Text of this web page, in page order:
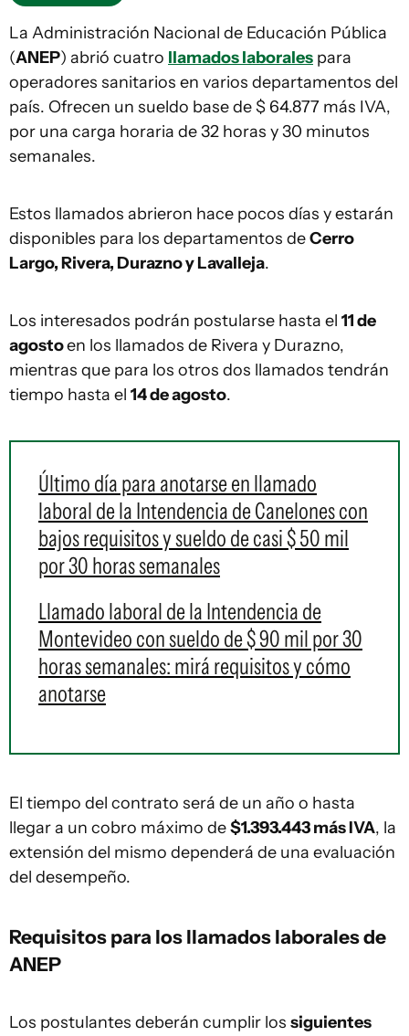
La Administración Nacional de Educación Pública
(ANEP) abrió cuatro llamados laborales para
operadores sanitarios en varios departamentos del
país. Ofrecen un sueldo base de $ 64.877 más IVA,
por una carga horaria de 32 horas y 30 minutos
semanales.
Estos llamados abrieron hace pocos días y estarán
disponibles para los departamentos deCerro
Largo, Rivera, Durazno y Lavalleja.
Los interesados podrán postularse hasta el 11 de
agostoen los llamados de Rivera y Durazno,
mientras que para los otros dos llamados tendrán
tiempo hasta el 14 de agosto.
Último día para anotarse en llamado
laboral de la Intendencia de Canelones con
bajos requisitos y sueldo de casi $ 50 mil
por 30 horas semanales
Llamado laboral de la Intendencia de
Montevideo con sueldo de $ 90 mil por 30
horas semanales: mirá requisitos y cómo
anotarse
El tiempo del contrato será de un año o hasta
llegar a un cobro máximo de$1.393.443 más IVA, la
extensión del mismo dependerá de una evaluación
del desempeño.
Requisitos para los llamados laborales de
ANEP
Los postulantes deberán cumplir los siguientes